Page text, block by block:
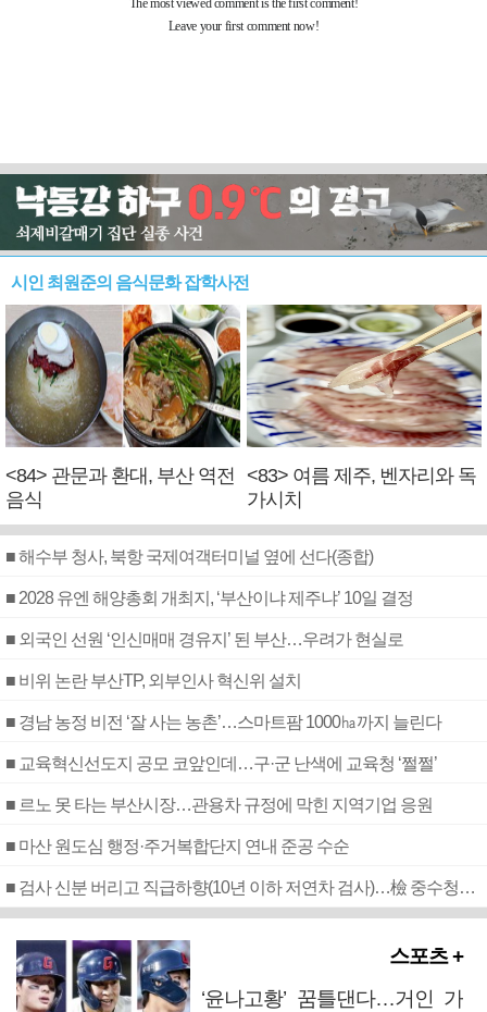
시인 최원준의 음식문화 잡학사전
<84> 관문과 환대, 부산 역전
음식
<83> 여름 제주, 벤자리와 독
가시치
■ 해수부 청사, 북항 국제여객터미널 옆에 선다(종합)
■ 2028 유엔 해양총회 개최지, ‘부산이냐 제주냐’ 10일 결정
■ 외국인 선원 ‘인신매매 경유지’ 된 부산…우려가 현실로
■ 비위 논란 부산TP, 외부인사 혁신위 설치
■ 경남 농정 비전 ‘잘 사는 농촌’…스마트팜 1000㏊까지 늘린다
■ 교육혁신선도지 공모 코앞인데…구·군 난색에 교육청 ‘쩔쩔’
■ 르노 못 타는 부산시장…관용차 규정에 막힌 지역기업 응원
■ 마산 원도심 행정·주거복합단지 연내 준공 수순
■ 검사 신분 버리고 직급하향(10년 이하 저연차 검사)…檢 중수청행 기피
스포츠 +
‘윤나고황’ 꿈틀댄다…거인 가